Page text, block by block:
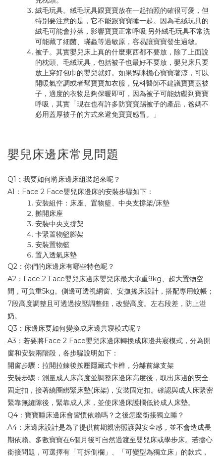
絨毛玩具。絨毛玩具跟寶寶放在一起拍照的確很可愛，但
特別要注意的是，它不能跟寶寶睡一起。因為毛絨玩具的
絨毛可能會掉落，影響寶寶正常呼吸;另外絨毛玩具不常洗
可能藏了細菌、蟎蟲等過敏原，容易讓寶寶發生過敏。
被子。其實嬰兒床上真的什麼東西都不要放，除了上面說
的枕頭、毛絨玩具，包括被子也最好不要放，嬰兒床只要
放上穿好包巾的嬰兒就好。如果媽咪擔心寶寶著涼，可以
開暖氣空調或者幫寶寶加衣服，兒科醫師不建議寶寶蓋被
子，適度的衣物足夠保暖即可，因為被子可能妨礙到寶寶
呼吸，其實「現在也有許多防寶寶踢被子的產品，爸媽不
必用蓋厚被子的方式來避免寶寶感冒。」
嬰兒床邊床常見問題
Q1：我要如何將床邊床組裝起來呢？
A1：Face 2 Face嬰兒床邊床的安裝步驟如下：
安裝組件：床座、置物籃、中央支撐架/床墊
攤開床座
安裝中央支撐架
卡緊置物籃腳架
安裝置物籃
置入透氣床墊
Q2：你們的床邊床有哪些特色呢？
A2：Face 2 Face嬰兒床邊床嬰兒床最大承重9kg、超大置物空
間，可負重5kg。側邊可透視網窗、安撫搖床設計，搭配專用蚊帳；
7段高度調整且可透過按壓調整鈕，改變高度。左右段差，防止溢
奶。
Q3：床邊床要如何變換成床邊共寢模式呢？
A3：若要將Face 2 Face嬰兒床邊床轉換成床邊共寢模式，分為開
窗和安裝兩階段，各步驟說明如下：
開窗步驟：拉開拉鍊後按壓隱藏式卡榫，分離前緣支架
安裝步驟：測量成人床高度並調整床邊床高度後，取出床邊的安全
固定扣，接著繞圈綁緊床墊(床架)，安裝固定扣。確認與成人床緊密
緊靠無縫隙後，緊靠成人床，並使床邊床護欄低於成人床墊。
Q4：寶寶睡床邊床會習慣依賴嗎？之後怎麼銜接獨立睡？
A4：床邊床設計是為了提供前期親密照護與安全感，並不會造成長
期依賴。多數寶寶在6個月後可自然過渡至嬰兒床或學步床。若擔心
銜接問題，可選擇有「可拆側欄」、「可變型為獨立床」的款式，